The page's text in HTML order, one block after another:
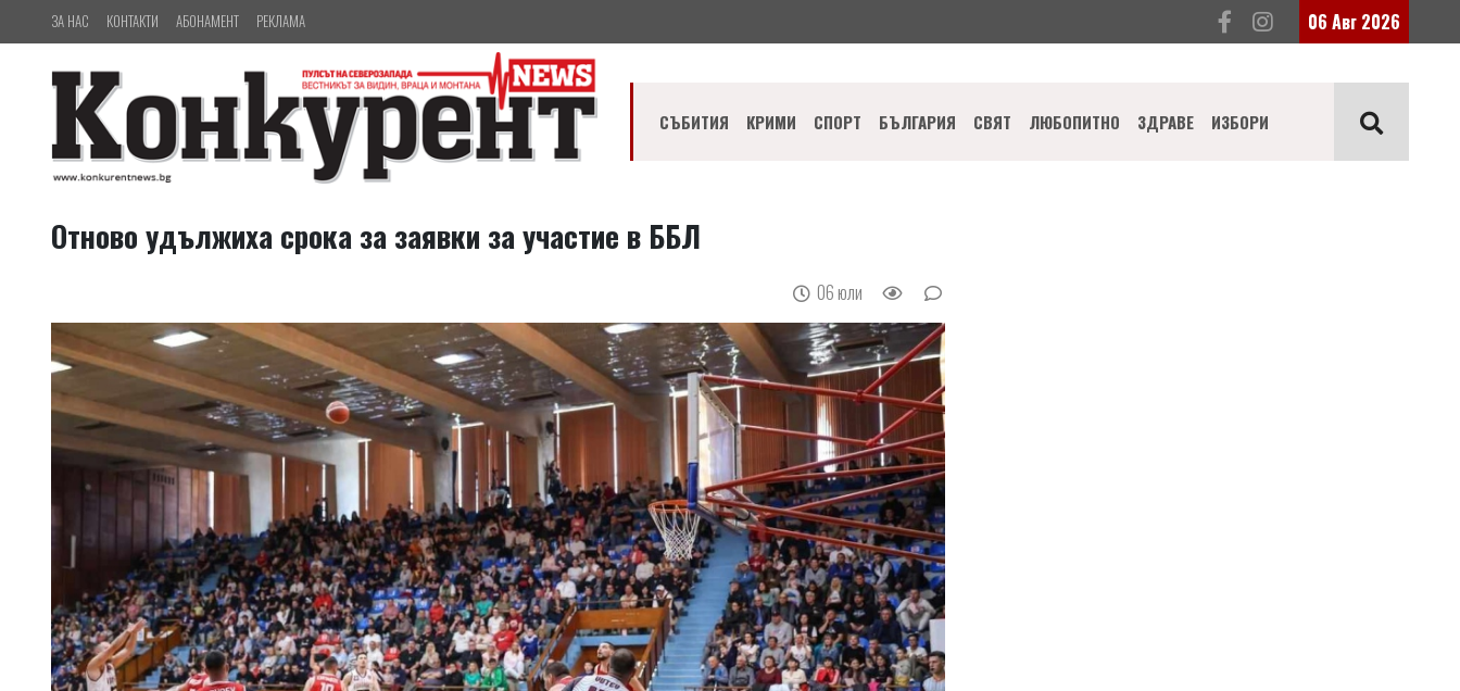
ЗА НАС КОНТАКТИ АБОНАМЕНТ РЕКЛАМА 06 Авг 2026
СЪБИТИЯ КРИМИ СПОРТ БЪЛГАРИЯ СВЯТ ЛЮБОПИТНО ЗДРАВЕ ИЗБОРИ
Отново удължиха срока за заявки за участие в ББЛ
06 юли